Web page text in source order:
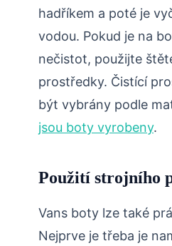
hadříkem a poté je
vodou. Pokud je na
nečistot, použijte
prostředky. Čistící
být vybrány podle
jsou boty vyrobeny.
Použití strojního
Vans boty lze také
Nejprve je třeba je